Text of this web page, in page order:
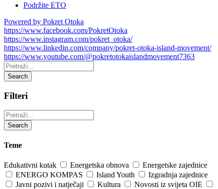
Podržite ETO
Powered by Pokret Otoka
https://www.facebook.com/PokretOtoka
https://www.instagram.com/pokret_otoka/
https://www.linkedin.com/company/pokret-otoka-island-movement/
https://www.youtube.com/@pokretotokaislandmovement7363
Pretraži:
Search
Filteri
Pretraži:
Search
Teme
Edukativni kutak Energetska obnova
Energetske zajednice
ENERGO KOMPAS
Island Youth
Izgradnja zajednice
Javni pozivi i natječaji
Kultura
Novosti iz svijeta OIE